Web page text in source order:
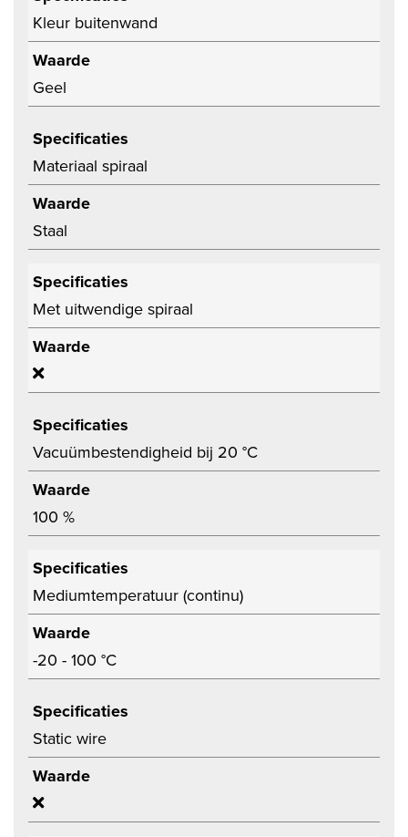
Kleur buitenwand
Waarde
Geel
Specificaties
Materiaal spiraal
Waarde
Staal
Specificaties
Met uitwendige spiraal
Waarde
Specificaties
Vacuümbestendigheid bij 20 °C
Waarde
100 %
Specificaties
Mediumtemperatuur (continu)
Waarde
-20 - 100 °C
Specificaties
Static wire
Waarde